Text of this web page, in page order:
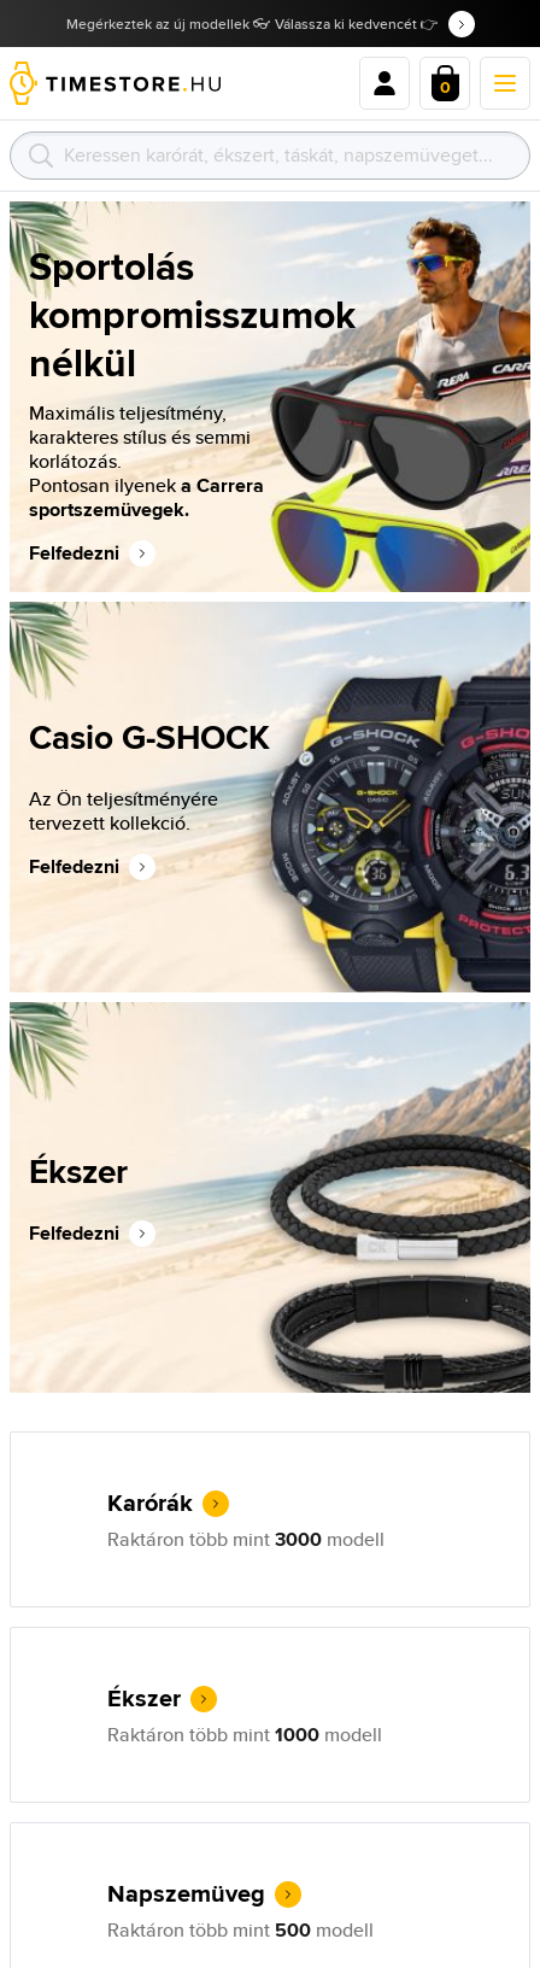
Megérkeztek az új modellek 👓 Válassza ki kedvencét 👉
0
Sportolás
kompromisszumok
nélkül
Maximális teljesítmény,
karakteres stílus és semmi
korlátozás.
Pontosan ilyeneka Carrera
sportszemüvegek.
Felfedezni
Casio G-SHOCK
Az Ön teljesítményére
tervezett kollekció.
Felfedezni
Ékszer
Felfedezni
Karórák
Raktáron több mint3000 modell
Ékszer
Raktáron több mint1000 modell
Napszemüveg
Raktáron több mint 500 modell